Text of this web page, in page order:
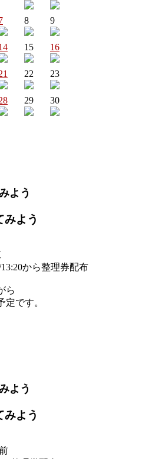
8 9
15 16
22 23
29 30
よう
みよう
から整理券配布
ら
定です。
よう
みよう